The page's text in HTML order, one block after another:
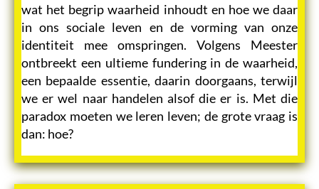
wat het begrip waarheid inhoudt en hoe we daar
in ons sociale leven en de vorming van onze
identiteit mee omspringen. Volgens Meester
ontbreekt een ultieme fundering in de waarheid,
een bepaalde essentie, daarin doorgaans, terwijl
we er wel naar handelen alsof die er is. Met die
paradox moeten we leren leven; de grote vraag is
dan: hoe?